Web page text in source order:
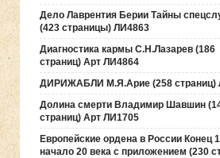
Дело Лаврентия Берии Тайны
(423 страницы) ЛИ4863
Диагностика кармы С.Н.Лазарев (186
страниц) Арт ЛИ4864
ДИРИЖАБЛИ М.Я.Арие (258 страниц)
Долина смерти Владимир Шавшин
страниц) Арт ЛИ1705
Европейские ордена в России Конец
начало 20 века с приложением (230